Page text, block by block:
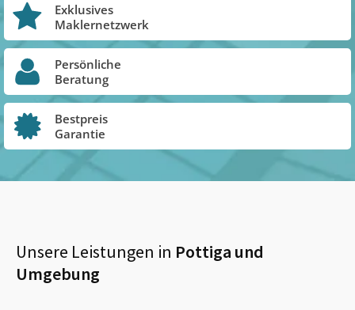
Exklusives
Maklernetzwerk
Persönliche
Beratung
Bestpreis
Garantie
Unsere Leistungen in Pottiga und
Umgebung